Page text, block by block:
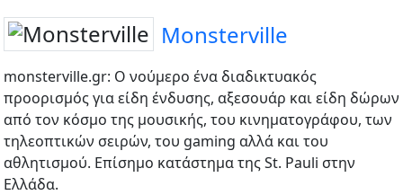
Monsterville
monsterville.gr: Ο νούμερο ένα διαδικτυακός
προορισμός για είδη ένδυσης, αξεσουάρ και είδη δώρων
από τον κόσμο της μουσικής, του κινηματογράφου, των
τηλεοπτικών σειρών, του gaming αλλά και του
αθλητισμού. Επίσημο κατάστημα της St. Pauli στην
Ελλάδα.